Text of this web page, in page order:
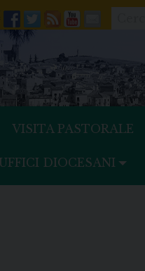
Facebook
Twitter
FeedsYoutube
Mail
VISITA PASTORALE
DIOCESANI